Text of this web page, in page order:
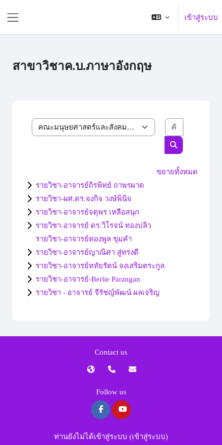
เข้าสู่ระบบ
สาขาวิชาค.บ.ภาษาอังกฤษ
ประเภทของรายวิชา
ค้นหารายวิชา
ขยายทั้งหมด
รายวิชา-อาจารย์ถิรพิทย์ ถาพรผาด
รายวิชา-ผศ.ดร.จงกิจ วงษ์พินิจ
รายวิชา-อาจารย์จตุพร เหลือสนุก
รายวิชา-อาจารย์ ดร.วิโรจน์ ทองปลิว
รายวิชา-อาจารย์ทองพูล ขุมคำ
รายวิชา-อาจารย์ญาณิศา สู่ทรงดี
รายวิชา-อาจารย์หทัยรัตน์ จงเสริมตระกูล
รายวิชา-อาจารย์-Berlie Parangan
รายวิชา - อาจารย์ จีรัชญ์พัฒน์ ผลเจริญ
Contact us
Follow us
ท่านยังไม่ได้เข้าสู่ระบบ (เข้าสู่ระบบ)